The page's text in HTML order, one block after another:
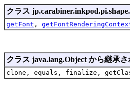
クラス
getFont ,
クラス java.lang.Object から継承
clone, equals, finalize,